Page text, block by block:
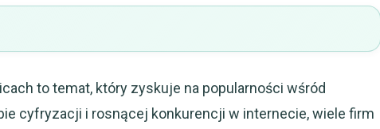
to temat, który zyskuje na popularności wśród
cyfryzacji i rosnącej konkurencji w internecie, wiele firm